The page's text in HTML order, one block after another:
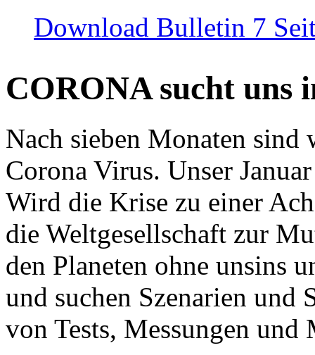
Download Bulletin 7
CORONA sucht uns
Nach sieben Monaten
Corona Virus. Unser
Wird die Krise zu einer
die Weltgesellschaft zur
den Planeten ohne unsins
und suchen Szenarien und
von Tests, Messungen und